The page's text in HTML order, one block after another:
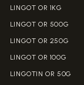
LINGOT OR 1KG
LINGOT OR 500G
LINGOT OR 250G
LINGOT OR 100G
LINGOTIN OR 50G